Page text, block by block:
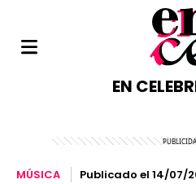
EN
MÚSICA Publicado el 14/07/